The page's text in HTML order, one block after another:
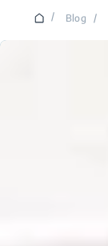
/ Blog /